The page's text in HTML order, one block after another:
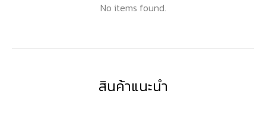
No items found.
สินค้าแนะนำ